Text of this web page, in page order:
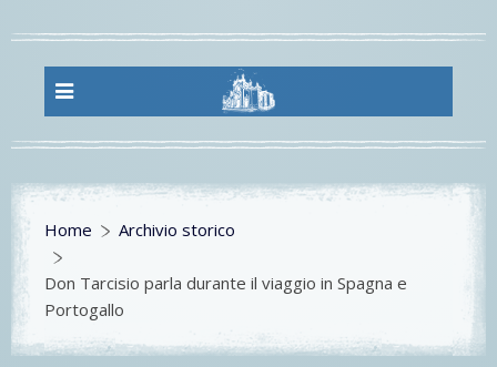
Home Archivio storico
Don Tarcisio parla durante il viaggio in Spagna e
Portogallo